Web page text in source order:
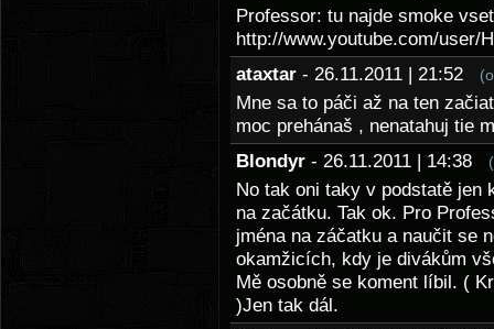
Professor: tu najde smoke
http://www.youtube.com/user/
ataxtar - 26.11.2011 | 21:52
Mne sa to páči až na ten
moc prehánaš , nenatahuj tie
Blondyr - 26.11.2011 | 14:38
No tak oni taky v podstatě jen
na začátku. Tak ok. Pro
jména na záčatku a naučit se
okamžicích, kdy je divákům
Mě osobně se koment líbil. (
)Jen tak dál.